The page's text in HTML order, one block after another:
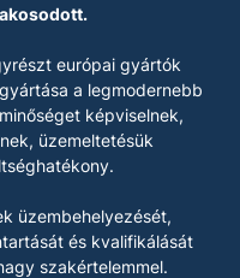
európai gyártók
a legmodernebb
képviselnek,
üzemeltetésük
üzembehelyezését,
és kvalifikálását
szakértelemmel.